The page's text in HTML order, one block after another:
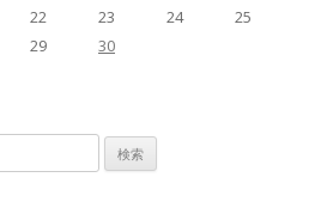
22 23 24
25
29 30